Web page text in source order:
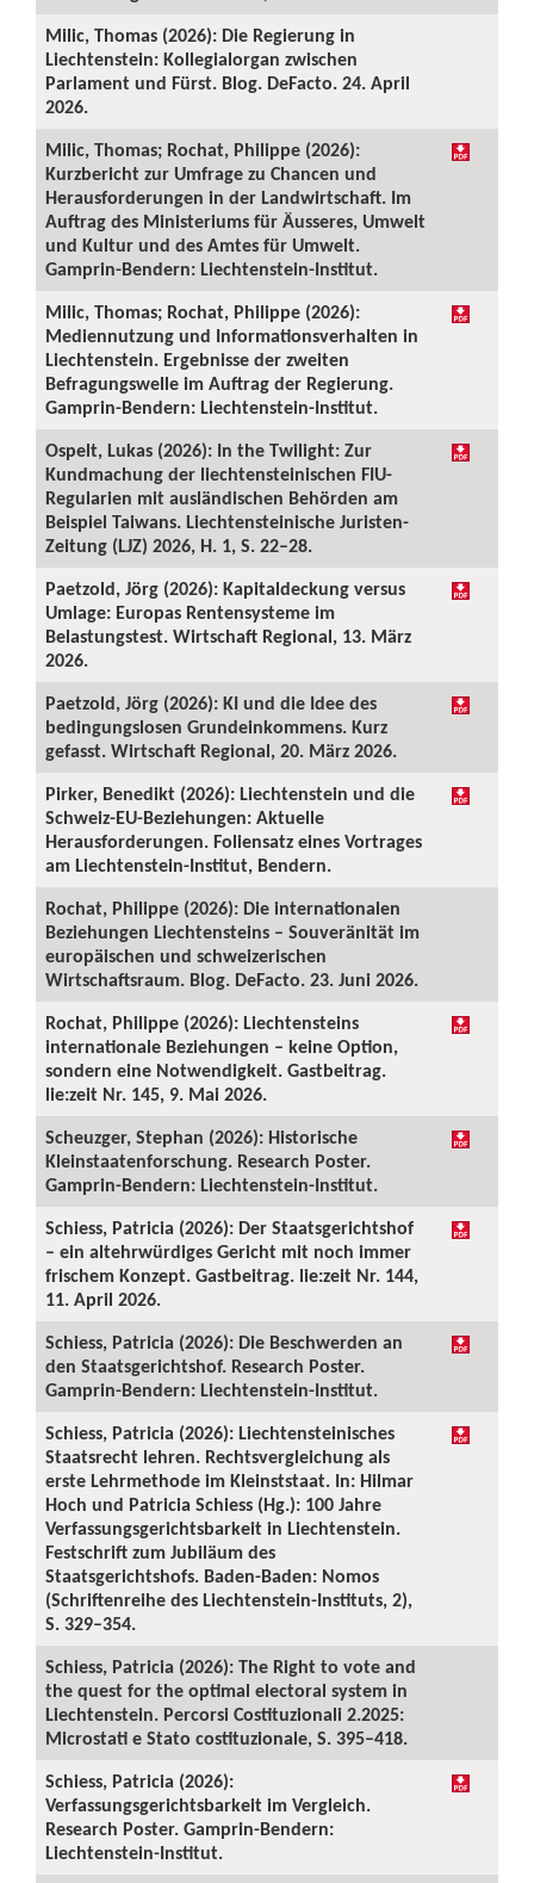
Milic, Thomas (2026): Die Regierung in
Liechtenstein: Kollegialorgan zwischen
Parlament und Fürst. Blog. DeFacto. 24. April
2026.
Milic, Thomas; Rochat, Philippe (2026):
Kurzbericht zur Umfrage zu Chancen und
Herausforderungen in der Landwirtschaft. Im
Auftrag des Ministeriums für Äusseres, Umwelt
und Kultur und des Amtes für Umwelt.
Gamprin-Bendern: Liechtenstein-Institut.
Milic, Thomas; Rochat, Philippe (2026):
Mediennutzung und Informationsverhalten in
Liechtenstein. Ergebnisse der zweiten
Befragungswelle im Auftrag der Regierung.
Gamprin-Bendern: Liechtenstein-Institut.
Ospelt, Lukas (2026): In the Twilight: Zur
Kundmachung der liechtensteinischen FIU-
Regularien mit ausländischen Behörden am
Beispiel Taiwans. Liechtensteinische Juristen-
Zeitung (LJZ) 2026, H. 1, S. 22–28.
Paetzold, Jörg (2026): Kapitaldeckung versus
Umlage: Europas Rentensysteme im
Belastungstest. Wirtschaft Regional, 13. März
2026.
Paetzold, Jörg (2026): KI und die Idee des
bedingungslosen Grundeinkommens. Kurz
gefasst. Wirtschaft Regional, 20. März 2026.
Pirker, Benedikt (2026): Liechtenstein und die
Schweiz-EU-Beziehungen: Aktuelle
Herausforderungen. Foliensatz eines Vortrages
am Liechtenstein-Institut, Bendern.
Rochat, Philippe (2026): Die internationalen
Beziehungen Liechtensteins – Souveränität im
europäischen und schweizerischen
Wirtschaftsraum. Blog. DeFacto. 23. Juni 2026.
Rochat, Philippe (2026): Liechtensteins
internationale Beziehungen – keine Option,
sondern eine Notwendigkeit. Gastbeitrag.
lie:zeit Nr. 145, 9. Mai 2026.
Scheuzger, Stephan (2026): Historische
Kleinstaatenforschung. Research Poster.
Gamprin-Bendern: Liechtenstein-Institut.
Schiess, Patricia (2026): Der Staatsgerichtshof
– ein altehrwürdiges Gericht mit noch immer
frischem Konzept. Gastbeitrag. lie:zeit Nr. 144,
11. April 2026.
Schiess, Patricia (2026): Die Beschwerden an
den Staatsgerichtshof. Research Poster.
Gamprin-Bendern: Liechtenstein-Institut.
Schiess, Patricia (2026): Liechtensteinisches
Staatsrecht lehren. Rechtsvergleichung als
erste Lehrmethode im Kleinststaat. In: Hilmar
Hoch und Patricia Schiess (Hg.): 100 Jahre
Verfassungsgerichtsbarkeit in Liechtenstein.
Festschrift zum Jubiläum des
Staatsgerichtshofs. Baden-Baden: Nomos
(Schriftenreihe des Liechtenstein-Instituts, 2),
S. 329–354.
Schiess, Patricia (2026): The Right to vote and
the quest for the optimal electoral system in
Liechtenstein. Percorsi Costituzionali 2.2025:
Microstati e Stato costituzionale, S. 395–418.
Schiess, Patricia (2026):
Verfassungsgerichtsbarkeit im Vergleich.
Research Poster. Gamprin-Bendern:
Liechtenstein-Institut.